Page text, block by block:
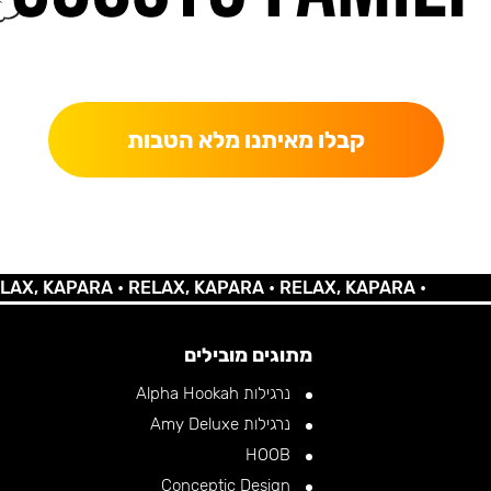
קבלו מאיתנו מלא הטבות
•RELAX, KAPARA •RELAX, KAPARA •
מתוגים מובילים
נרגילות Alpha Hookah
נרגילות Amy Deluxe